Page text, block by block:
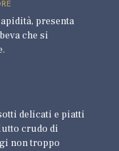
presenta
che si
delicati e piatti
crudo di
non troppo